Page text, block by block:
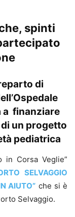
spinti
di
a finanziare
un progetto
pediatrica
in Corsa Veglie”
SELVAGGIO
AIUTO” che si è
Selvaggio.